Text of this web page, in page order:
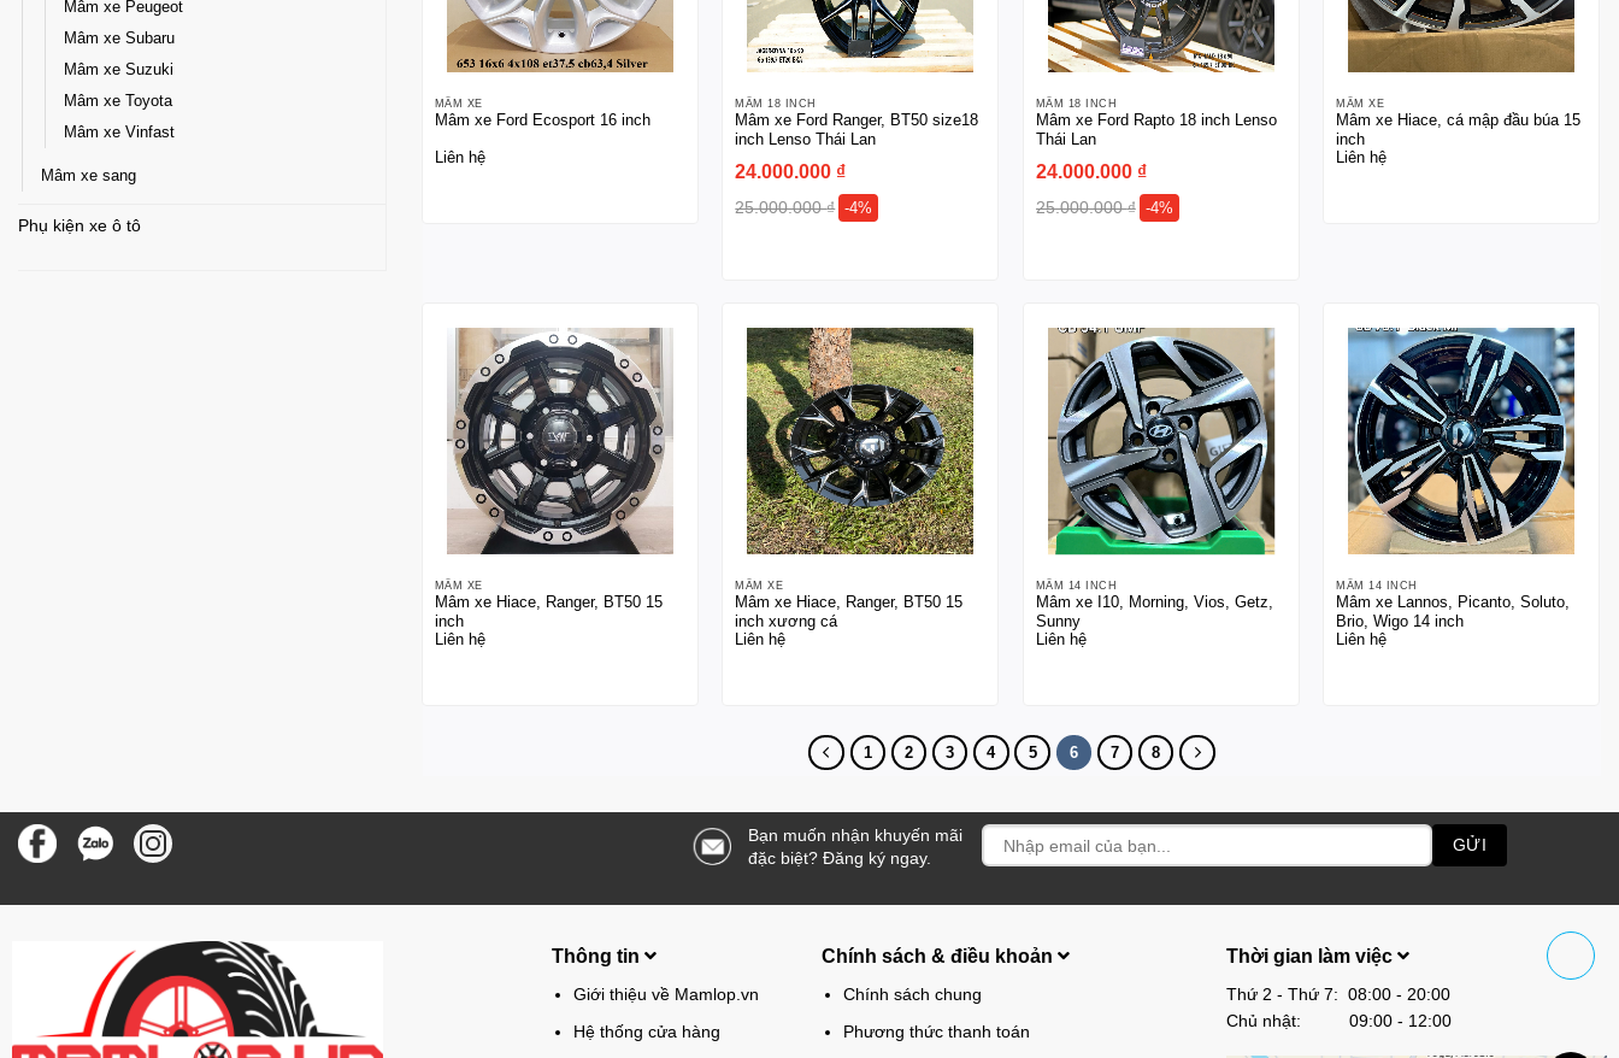
Mâm xe Peugeot
Mâm xe Subaru
Mâm xe Suzuki
Mâm xe Toyota
Mâm xe Vinfast
Mâm xe sang
Phụ kiện xe ô tô
MÂM XE
Mâm xe Ford Ecosport 16 inch
Liên hệ
MÂM 18 INCH
Mâm xe Ford Ranger, BT50 size18
inch Lenso Thái Lan
24.000.000 ₫
25.000.000₫ -4%
MÂM 18 INCH
Mâm xe Ford Rapto 18 inch Lenso
Thái Lan
24.000.000 ₫
25.000.000₫ -4%
MÂM XE
Mâm xe Hiace, cá mập đầu búa 15
inch
Liên hệ
MÂM XE
Mâm xe Hiace, Ranger, BT50 15
inch
Liên hệ
MÂM XE
Mâm xe Hiace, Ranger, BT50 15
inch xương cá
Liên hệ
MÂM 14 INCH
Mâm xe I10, Morning, Vios, Getz,
Sunny
Liên hệ
MÂM 14 INCH
Mâm xe Lannos, Picanto, Soluto,
Brio, Wigo 14 inch
Liên hệ
1 2 3 4 5 6 7 8
Bạn muốn nhận khuyến mãi
đặc biệt? Đăng ký ngay.
Thông tin
Giới thiệu về Mamlop.vn
Hệ thống cửa hàng
Chính sách & điều khoản
Chính sách chung
Phương thức thanh toán
Thời gian làm việc
Thứ 2 - Thứ 7: 08:00 - 20:00
Chủ nhật: 09:00 - 12:00